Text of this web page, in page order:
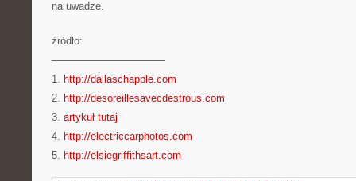
na uwadze.
źródło:
———————————
1. http://dallaschapple.com
2. http://desoreillesavecdestrous.com
3. artykuł tutaj
4. http://electriccarphotos.com
5. http://elsiegriffithsart.com